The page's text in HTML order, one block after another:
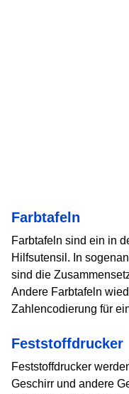
Farbtafeln
Farbtafeln sind ein in
Hilfsutensil. In
sind die
Andere Farbtafeln
Zahlencodierung für
Feststoffdrucker
Feststoffdrucker
Geschirr und andere